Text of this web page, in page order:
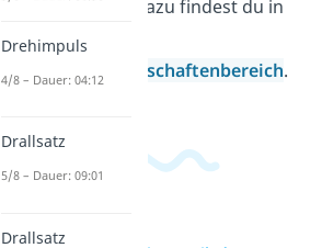
Weitere Videos dazu findest du in
unserem
Ingenieurwissenschaftenbereich.
Drehimpuls
4/8 – Dauer: 04:12
Drallsatz
5/8 – Dauer: 09:01
Drallsatz